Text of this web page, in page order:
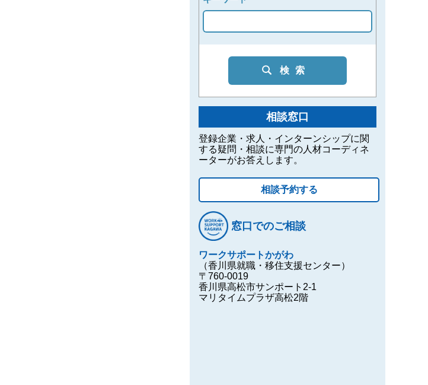
検索
相談窓口
登録企業・求人・インターンシップに関
する疑問・相談に専門の人材コーディネ
ーターがお答えします。
相談予約する
窓口でのご相談
ワークサポートかがわ
（香川県就職・移住支援センター）
〒760-0019
香川県高松市サンポート2-1
マリタイムプラザ高松2階